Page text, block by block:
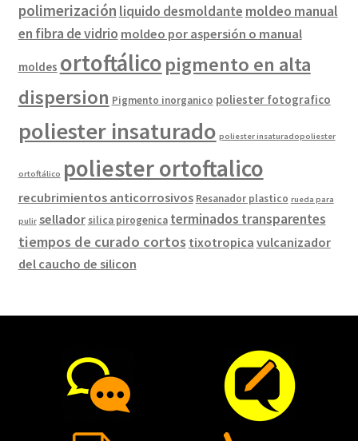
polimerización liquido desmoldante moldeo manual
en fibra de vidrio moldeo por aspersión o manual
moldes ortoftálicopigmento en alta
dispersion Pigmento inorganico poliester fotografico
poliester insaturado poliester insaturadopoliester
ortoftálico poliester ortoftalico
recubrimientos anticorrosivos Resanador plastico rueda para
pulir sellador silica pirogenica terminados transparentes
tiempos de curado cortos tixotropica vulcanizador
del caucho de silicon